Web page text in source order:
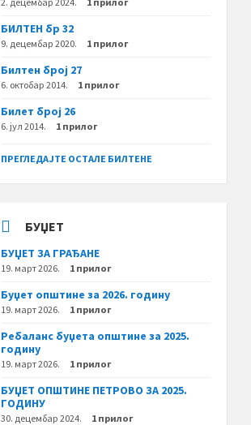
БИЛТЕН бр 32
9. децембар 2020. 1 прилог
Билтен број 27
6. октобар 2014. 1 прилог
Билет број 26
6. јул 2014. 1 прилог
ПРЕГЛЕДАЈТЕ ОСТАЛЕ БИЛТЕНЕ
БУЏЕТ
БУЏЕТ ЗА ГРАЂАНЕ
19. март 2026. 1 прилог
Буџет општине за 2026. годину
19. март 2026. 1 прилог
Ребаланс буџета општине за 2025.
годину
19. март 2026. 1 прилог
БУЏЕТ ОПШТИНЕ ПЕТРОВО ЗА 2025.
ГОДИНУ
30. децембар 2024. 1 прилог